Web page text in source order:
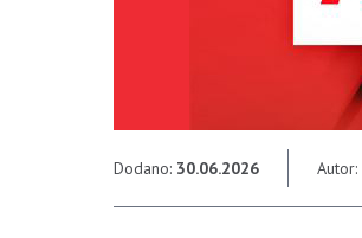
Dodano: 30.06.2026 Autor: